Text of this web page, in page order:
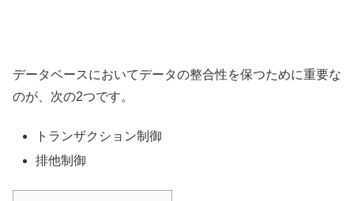
データベースにおいてデータの整合性を保つために重要な
のが、次の2つです。
トランザクション制御
排他制御